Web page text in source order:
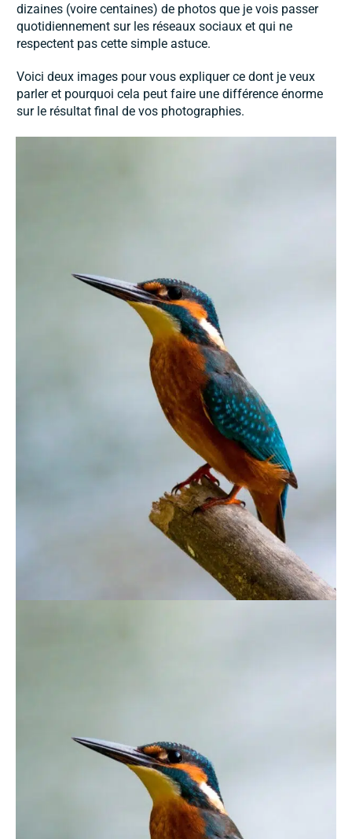
dizaines (voire centaines) de photos que je vois passer
quotidiennement sur les réseaux sociaux et qui ne
respectent pas cette simple astuce.
Voici deux images pour vous expliquer ce dont je veux
parler et pourquoi cela peut faire une différence énorme
sur le résultat final de vos photographies.